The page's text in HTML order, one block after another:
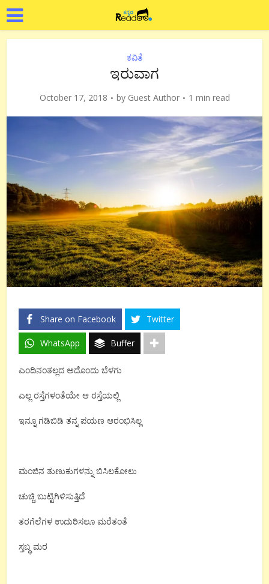
ಕವಿತೆ
ಇರುವಾಗ
October 17, 2018 by Guest Author 1 min read
Share on Facebook Twitter
WhatsApp Buffer
ಎಂದಿನಂತಲ್ಲದ ಅದೊಂದು ಬೆಳಗು
ಎಲ್ಲ ರಸ್ತೆಗಳಂತೆಯೇ ಆ ರಸ್ತೆಯಲ್ಲಿ
ಇನ್ನೂ ಗಡಿಬಿಡಿ ತನ್ನ ಪಯಣ ಆರಂಭಿಸಿಲ್ಲ
ಮಂಜಿನ ತುಣುಕುಗಳನ್ನು ಬಿಸಿಲಕೋಲು
ಚುಚ್ಚಿ ಬುಟ್ಟಿಗಿಳಿಸುತ್ತಿದೆ
ತರಗೆಲೆಗಳ ಉದುರಿಸಲೂ ಮರೆತಂತೆ
ಸ್ತಬ್ಧ ಮರ